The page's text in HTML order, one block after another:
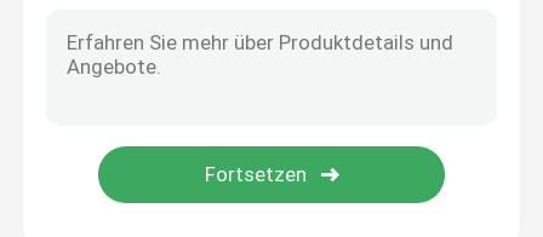
Glasweindekanzer